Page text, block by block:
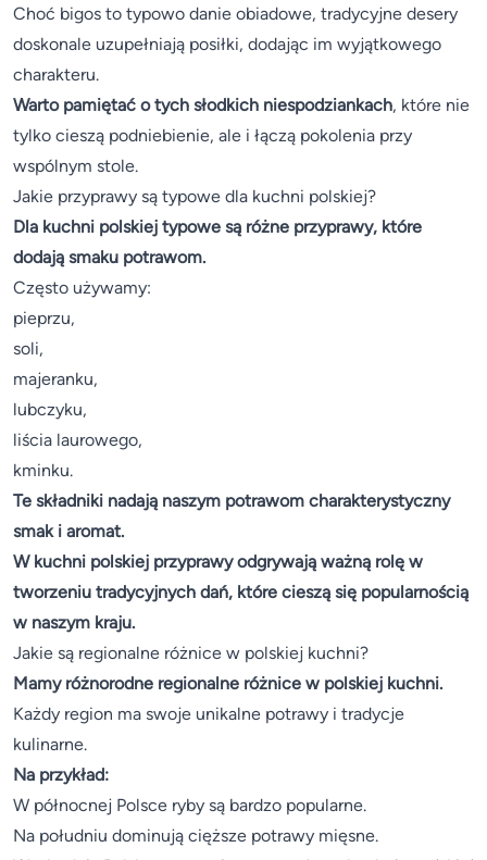
Choć bigos to typowo danie obiadowe, tradycyjne desery
doskonale uzupełniają posiłki, dodając im wyjątkowego
charakteru.
Warto pamiętać o tych słodkich niespodziankach, które nie
tylko cieszą podniebienie, ale i łączą pokolenia przy
wspólnym stole.
Jakie przyprawy są typowe dla kuchni polskiej?
Dla kuchni polskiej typowe są różne przyprawy, które
dodają smaku potrawom.
Często używamy:
pieprzu,
soli,
majeranku,
lubczyku,
liścia laurowego,
kminku.
Te składniki nadają naszym potrawom charakterystyczny
smak i aromat.
W kuchni polskiej przyprawy odgrywają ważną rolę w
tworzeniu tradycyjnych dań, które cieszą się popularnością
w naszym kraju.
Jakie są regionalne różnice w polskiej kuchni?
Mamy różnorodne regionalne różnice w polskiej kuchni.
Każdy region ma swoje unikalne potrawy i tradycje
kulinarne.
Na przykład:
W północnej Polsce ryby są bardzo popularne.
Na południu dominują cięższe potrawy mięsne.